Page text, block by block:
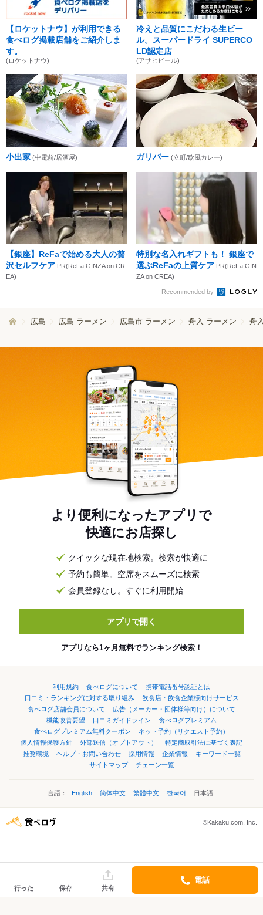
【ロケットナウ】が利用できる
食べログ掲載店舗をご紹介しま
す。
(ロケットナウ)
冷えと品質にこだわる生ビー
ル。スーパードライ SUPERCO
LD認定店
(アサヒビール)
小出家 (中電前/居酒屋) ガリバー (立町/欧風カレー)
【銀座】ReFaで始める大人の贅
沢セルフケア PR(ReFa GINZA on CR
EA)
特別な名入れギフトも！ 銀座で
選ぶReFaの上質ケア PR(ReFa GIN
ZA on CREA)
Recommended by
広島 広島 ラーメン 広島市 ラーメン 舟入 ラーメン 舟
より便利になったアプリで
快適にお店探し
クイックな現在地検索。検索が快適に
予約も簡単。空席をスムーズに検索
会員登録なし。すぐに利用開始
アプリで開く
アプリなら1ヶ月無料でランキング検索！
利用規約 食べログについて
携帯電話番号認証とは
口コミ・ランキングに対する取り組み
飲食店・飲食企業様向けサービス
食べログ店舗会員について
広告（メーカー・団体様等向け）について
機能改善要望
口コミガイドライン
食べログプレミアム
食べログプレミアム無料クーポン
ネット予約（リクエスト予約）
個人情報保護方針
外部送信（オプトアウト）
特定商取引法に基づく表記
推奨環境
ヘルプ・お問い合わせ 採用情報 企業情報
キーワード一覧
サイトマップ
チェーン一覧
言語： English 简体中文 繁體中文 한국어 日本語
©Kakaku.com, Inc.
行った 保存 共有
電話